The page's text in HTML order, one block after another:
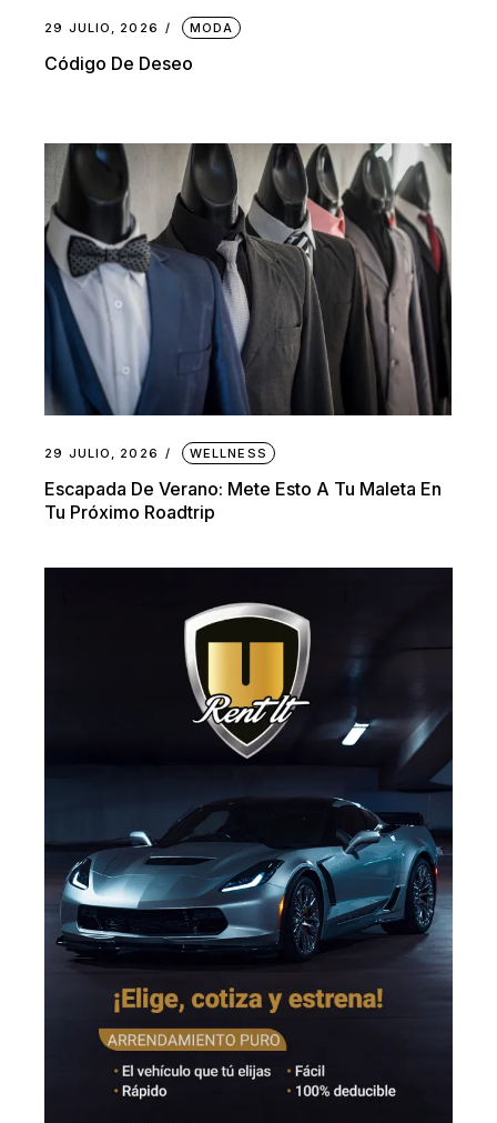
29 JULIO, 2026 MODA
Código De Deseo
29 JULIO, 2026 WELLNESS
Escapada De Verano: Mete Esto A Tu Maleta En
Tu Próximo Roadtrip